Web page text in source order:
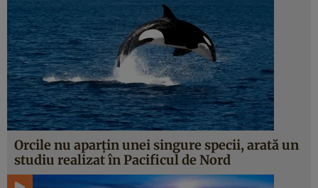
Orcile nu aparțin unei singure specii, arată un
studiu realizat în Pacificul de Nord